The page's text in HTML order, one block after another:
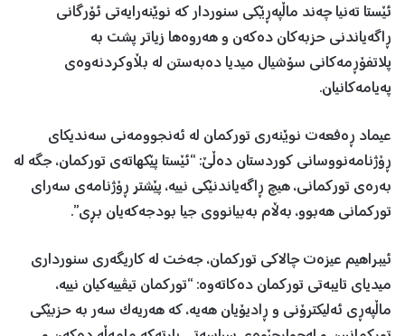
ئێستا تەنیا چەند ماڵپەڕێکی سنوردار کە نوێنەرایەتی ئۆرگانی
ڕاگەیاندنی حزبەکان دەکەن و هەروەها زیاتر پشت بە
پلاتفۆڕمەکانی سۆشیال میدیا دەبەستن لە بڵاوکردنەوەی
پەیامەکانیان.
عیماد ڕەفعەت نوێنەری تورکمان لە ئەنجوومەنی سەندیکای
ڕۆژنامەنووسانی کوردستان دەڵێ: “ئێستا پێکهاتەی تورکمان، جگە لە
بەرەی تورکمانی، هیچ ڕاگەیاندنێکی نییە، پێشتر ڕۆژنامەی سەرای
تورکمانی هەبوو، بەڵام بەبیانووی جیا بودجەکەیان بڕی”.
ئیبراهیم عیزەت چالاکی تورکمان، جەخت لە کاریگەری سنورداری
میدیای تایبەتی تورکمان دەکاتەوە: “تورکمان تیڤییەکیان نییە،
ماڵپەڕی ئەلیکترۆنی و ڕادیۆیان هەیە، کە هەریەک سەر بە حزبێکی